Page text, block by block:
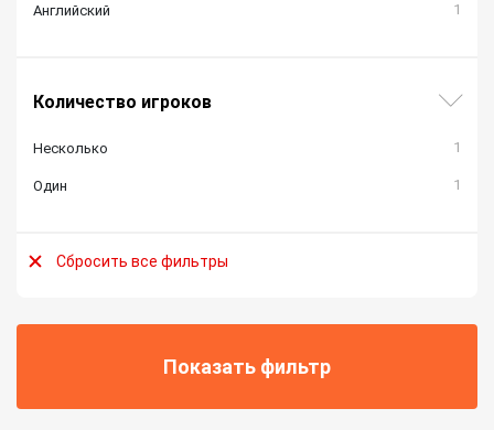
Английский 1
Количество игроков
Несколько 1
Один 1
Сбросить все фильтры
Показать фильтр